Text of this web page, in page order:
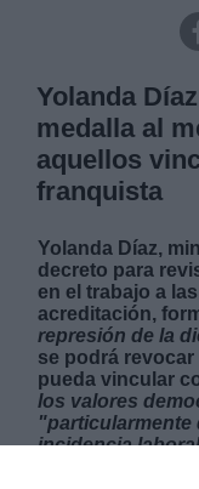
Yolanda
medalla al
aquellos
franquista
Yolanda Díaz,
decreto para
en el trabajo a
acreditación,
represión de la
se podrá
pueda vincular
los valores
"particularmente
incidencia